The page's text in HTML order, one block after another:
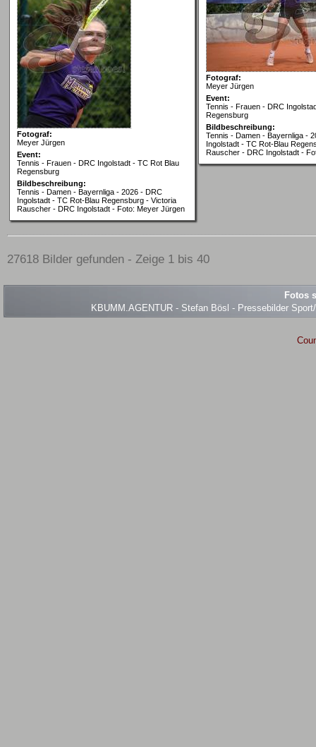
Fotograf:
Meyer Jürgen
Event:
Tennis - Frauen - DRC Ingolstadt - TC Rot Blau
Regensburg
Bildbeschreibung:
Tennis - Damen - Bayernliga - 2026 - DRC
Ingolstadt - TC Rot-Blau Regensburg - Victoria
Rauscher - DRC Ingolstadt - Foto: Meyer Jürgen
Fotograf:
Meyer Jürgen
Event:
Tennis - Frauen - DRC
Regensburg
Bildbeschreibung:
Tennis - Damen - Bayernliga -
Ingolstadt - TC Rot-Blau
Rauscher - DRC Ingolstadt -
27618 Bilder gefunden - Zeige 1 bis 40
Fotos
KBUMM.AGENTUR - Stefan Bösl - Pressebilder